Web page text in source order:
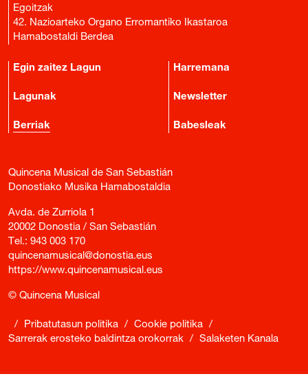
Egoitzak
42. Nazioarteko Organo Erromantiko Ikastaroa
Hamabostaldi Berdea
Egin zaitez Lagun
Lagunak
Berriak
Harremana
Newsletter
Babesleak
Quincena Musical de San Sebastián
Donostiako Musika Hamabostaldia
Avda. de Zurriola 1
20002 Donostia / San Sebastián
Tel.: 943 003 170
quincenamusical@donostia.eus
https://www.quincenamusical.eus
© Quincena Musical
/ Pribatutasun politika / Cookie politika /
Sarrerak erosteko baldintza orokorrak / Salaketen Kanala